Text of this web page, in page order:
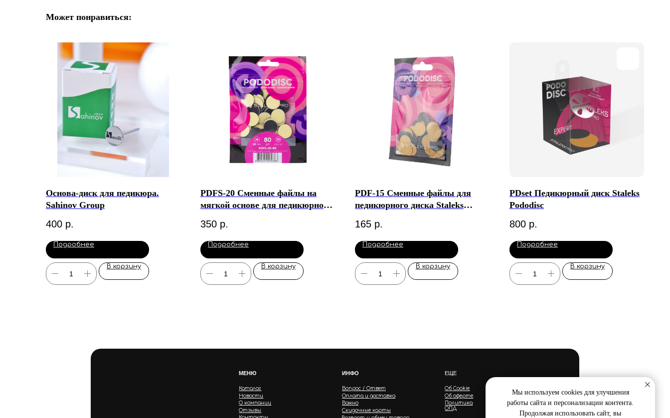
Может понравиться:
Основа-диск для педикюра.
Sahinov Group
400 р.
Подробнее
В корзину
PDFS-20 Сменные файлы на
мягкой основе для педикюрного
шт)
350 р.
Подробнее
В корзину
PDF-15 Сменные файлы для
педикюрного диска Staleks
165 р.
Подробнее
В корзину
PDset Педикюрный диск Staleks
Pododisc
800 р.
Подробнее
В корзину
МЕНЮ
Каталог Вопрос / Ответ
Об Cookie
Новости
Оплата и доставка
Об оферте
О компании
Важно
Политика
ОПД
Отзывы
Скидочные карты
ИНФО ЕЩЕ
Мы используем cookies для улучшения
работы сайта и персонализации контента.
Продолжая использовать сайт, вы